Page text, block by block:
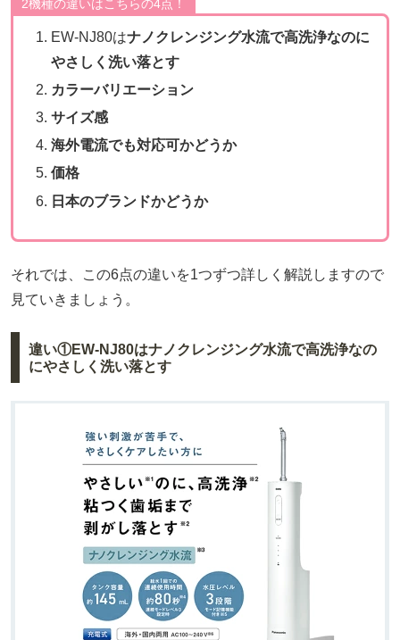
2機種の違いはこちらの4点！
EW-NJ80はナノクレンジング水流で高洗浄なのに
やさしく洗い落とす
カラーバリエーション
サイズ感
海外電流でも対応可かどうか
価格
日本のブランドかどうか
それでは、この6点の違いを1つずつ詳しく解説しますので
見ていきましょう。
違い①EW-NJ80はナノクレンジング水流で高洗浄なの
にやさしく洗い落とす